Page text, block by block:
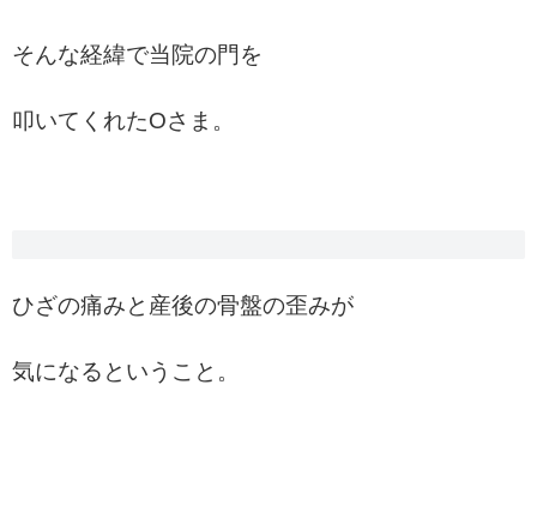
そんな経緯で当院の門を
叩いてくれたOさま。
ひざの痛みと産後の骨盤の歪みが
気になるということ。